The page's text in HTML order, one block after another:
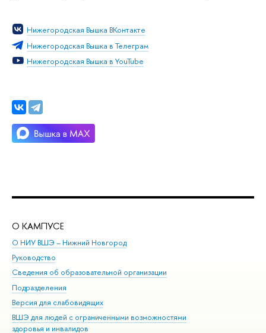
Нижегородская Вышка ВКонтакте
Нижегородская Вышка в Телеграм
Нижегородская Вышка в YouTube
О КАМПУСЕ
О НИУ ВШЭ – Нижний Новгород
Руководство
Сведения об образовательной организации
Подразделения
Версия для слабовидящих
ВШЭ для людей с ограниченными возможностями
здоровья и инвалидов